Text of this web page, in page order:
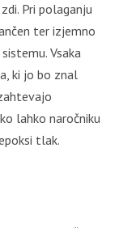
Pri polaganju
ter izjemno
Vsaka
ki jo bo znal
lahko naročniku
tlak.